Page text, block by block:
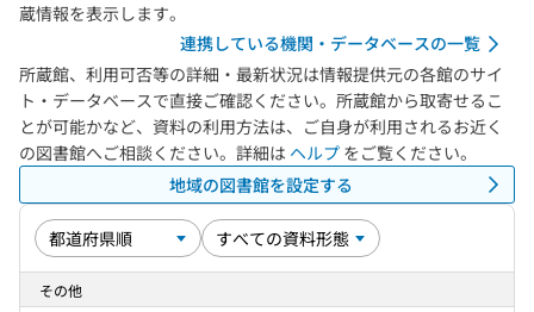
蔵情報を表示します。
連携している機関・データベースの一覧
所蔵館、利用可否等の詳細・最新状況は情報提供元の各館のサイ
ト・データベースで直接ご確認ください。所蔵館から取寄せるこ
とが可能かなど、資料の利用方法は、ご自身が利用されるお近く
の図書館へご相談ください。詳細は ヘルプ をご覧ください。
地域の図書館を設定する
その他